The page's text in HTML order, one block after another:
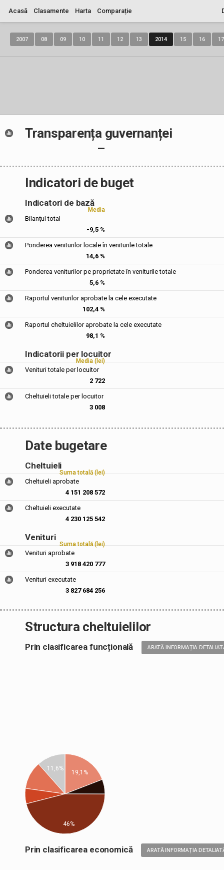
Acasă Clasamente Harta Comparație
2007 08 09 10 11 12 13 2014 15 16 17
Transparența guvernanței
–
Indicatori de buget
Indicatori de bază
Media
Bilanțul total
-9,5 %
Ponderea veniturilor locale în veniturile totale
14,6 %
Ponderea veniturilor pe proprietate în veniturile totale
5,6 %
Raportul veniturilor aprobate la cele executate
102,4 %
Raportul cheltuielilor aprobate la cele executate
98,1 %
Indicatorii per locuitor
Media (lei)
Venituri totale per locuitor
2 722
Cheltuieli totale per locuitor
3 008
Date bugetare
Cheltuieli
Suma totală (lei)
Cheltuieli aprobate
4 151 208 572
Cheltuieli executate
4 230 125 542
Venituri
Suma totală (lei)
Venituri aprobate
3 918 420 777
Venituri executate
3 827 684 256
Structura cheltuielilor
Prin clasificarea funcțională ARATĂ INFORMAȚIA
19,1%
11,6%
46%
Prin clasificarea economică ARATĂ INFORMAȚIA